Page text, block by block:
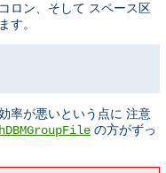
ロン、そして スペース区
す。
率が悪いという点に 注意
の方がずっ